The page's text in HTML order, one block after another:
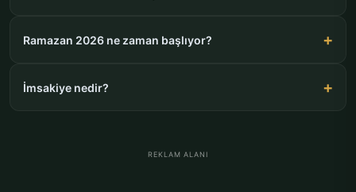
Ramazan 2026 ne zaman başlıyor?
İmsakiye nedir?
REKLAM ALANI